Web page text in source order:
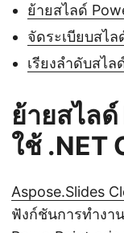
ย้ายสไลด์
จัดระเบียบสไ
เรียงลำดับสไ
ย้ายสไล
ใช้ .NET
Aspose.Slides
ฟังก์ชันการทำงา